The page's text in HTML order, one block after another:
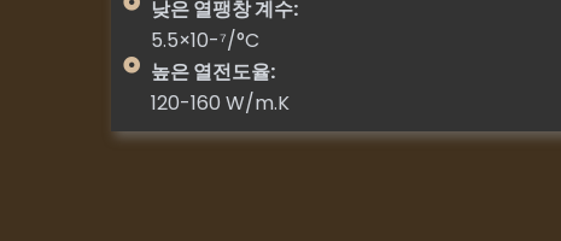
낮은 열팽창 계수:
5.5×10-⁷/°C
높은 열전도율:
120-160 W/m.K